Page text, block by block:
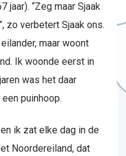
jaar). “Zeg maar Sjaak
zo verbetert Sjaak ons.
maar woont
Ik woonde eerst in
was het daar
puinhoop.
ik zat elke dag in de
Noordereiland, dat